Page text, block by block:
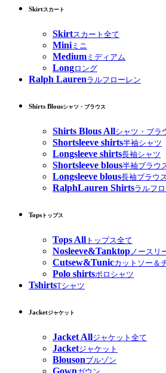
Skirtスカート
Skirtスカート全て
Miniミニ
Medium ミディアム
Longロング
Ralph Laurenラルフローレン
Shirts Blousシャツ・ブラウス
Shirts Blous Allシャツ・ブラ
Shortsleeve shirts半袖シャツ
Longsleeve shirts長袖シャツ
Shortsleeve blous半袖ブラウ
Longsleeve blous長袖ブラウ
RalphLauren Shirtsラルフ
Tops トップス
Tops All トップス全て
Nosleeve&Tanktopノースリ
Cutsew&Tunicカットソー＆
Polo shirtsポロシャツ
TshirtsTシャツ
Jacketジャケット
Jacket Allジャケット全て
Jacketジャケット
Blousonブルゾン